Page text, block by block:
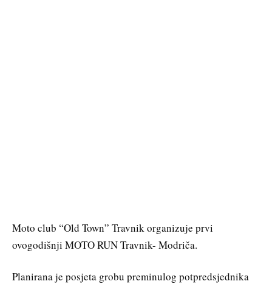
Moto club “Old Town” Travnik organizuje prvi
ovogodišnji MOTO RUN Travnik- Modriča.
Planirana je posjeta grobu preminulog potpredsjednika